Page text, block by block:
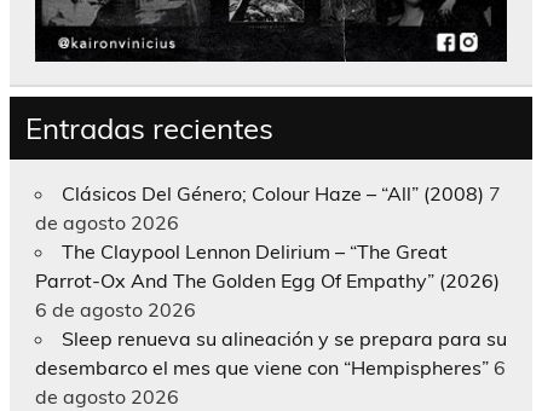
Entradas recientes
Clásicos Del Género; Colour Haze – “All” (2008) 7
de agosto 2026
The Claypool Lennon Delirium – “The Great
Parrot-Ox And The Golden Egg Of Empathy” (2026)
6 de agosto 2026
Sleep renueva su alineación y se prepara para su
desembarco el mes que viene con “Hempispheres” 6
de agosto 2026